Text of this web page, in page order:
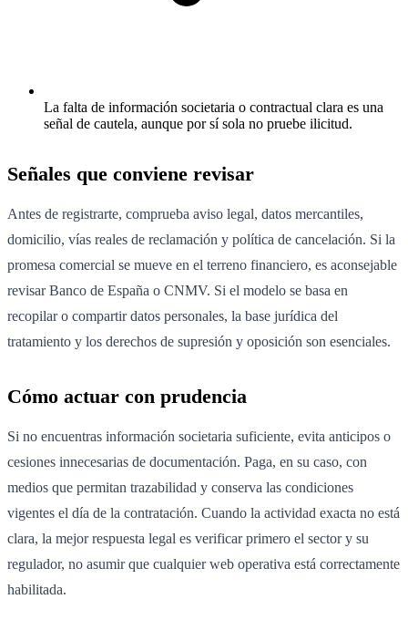
La falta de información societaria o contractual clara es una
señal de cautela, aunque por sí sola no pruebe ilicitud.
Señales que conviene revisar
Antes de registrarte, comprueba aviso legal, datos mercantiles,
domicilio, vías reales de reclamación y política de cancelación. Si la
promesa comercial se mueve en el terreno financiero, es aconsejable
revisar Banco de España o CNMV. Si el modelo se basa en
recopilar o compartir datos personales, la base jurídica del
tratamiento y los derechos de supresión y oposición son esenciales.
Cómo actuar con prudencia
Si no encuentras información societaria suficiente, evita anticipos o
cesiones innecesarias de documentación. Paga, en su caso, con
medios que permitan trazabilidad y conserva las condiciones
vigentes el día de la contratación. Cuando la actividad exacta no está
clara, la mejor respuesta legal es verificar primero el sector y su
regulador, no asumir que cualquier web operativa está correctamente
habilitada.